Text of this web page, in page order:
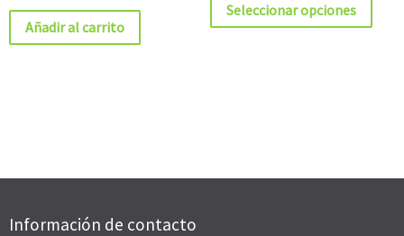
Añadir al carrito
Seleccionar opciones
Información de contacto